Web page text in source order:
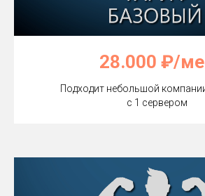
28.000 ₽/
Подходит небольшой
с 1 сервером